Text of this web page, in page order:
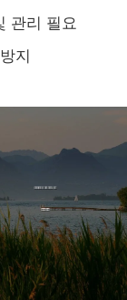
관리 필요
지